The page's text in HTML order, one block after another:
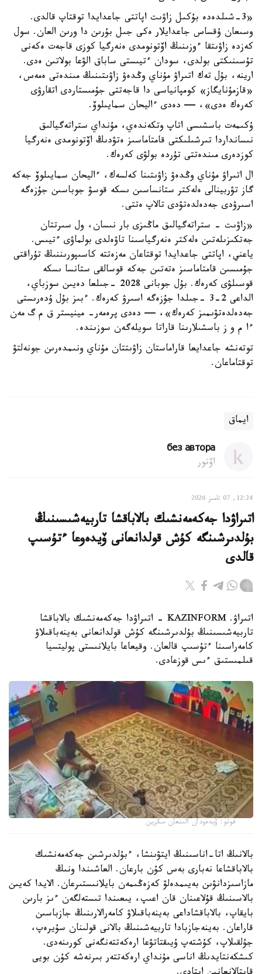
«3-شىلدەدە بۇكىل زاۋىت اپاتتى جاعدايدا توقتاپ قالدى.
وسىعان ۇقساس جاعدايلار ەكى جىل بۇرىن دا ورىن العان. سول
كەزدە زاۋىتقا ءوزىنىڭ اۆتونومدى ەنەرگيا كوزى قاجەت ەكەنى
تۇسىنىكتى بولدى، سودان ءتيىستى ساباق الۋعا بولاتىن ەدى.
ارينە، بۇل تەك اتىراۋ مۇناي وڭدەۋ زاۋىتىنىڭ مىندەتى ەمەس،
«قازمۇنايگاز» كومپانياسى دا قاجەتتى جۇمىستاردى اتقارۋى
كەرەك ەدى»، — دەدى ءاليحان سمايىلوۆ.
ۇكىمەت باسشىسى اتاپ وتكەندەي، مۇنداي ستراتەگيالىق
نىسانداردا تىرشىلىكتى قامتاماسىز ەتۋدىڭ اۆتونومدى ەنەرگيا
كوزدەرى مىندەتتى تۇردە بولۋى كەرەك.
ال اتىراۋ مۇناي وڭدەۋ زاۋىتىنا كەلسەك، ءاليحان سمايىلوۆ جەكە
گاز تۋربينالى ەلەكتر ستانساسىن ىسكە قوسۋ جوباسىن جۇزەگە
اسىرۋدى جەدەلدەتۋدى تالاپ ەتتى.
«زاۋىت - ستراتەگيالىق ماڭىزى بار نىسان، ول سىرتتان
جەتكىزىلەتىن ەلەكتر ەنەرگياسىنا تاۋەلدى بولماۋى ءتيىس.
ياعني، اپاتتى جاعدايدا توقتاعان مەزەتتە كاسىپورىننىڭ تۇراقتى
جۇمىسىن قامتاماسىز ەتەتىن جەكە قوسالقى ستانسا ىسكە
قوسىلۋى كەرەك. بۇل جوبانى 2028 -جىلعا دەيىن سوزباي،
الداعى 2-3 -جىلدا جۇزەگە اسىرۋ كەرەك. ءبىز بۇل ۇدەرىستى
جەدەلدەتۋىمىز كەرەك»، — دەدى پرەمەر- مينيستر ق م گ مەن
ءا م و ز باسشىلارىنا قاراتا سويلەگەن سوزىندە.
توتەنشە جاعدايعا قاراماستان زاۋىتتان مۇناي ونىمدەرىن جونەلتۋ
توقتاماعان.
ايماق
без автора
اۆتور
12:24, 07 تامىز 2026
اتىراۋدا جەكەمەنشىك بالاباقشا تاربيەشىسىنىڭ
بۇلدىرشىنگە كۇش قولدانعانى ۆيدەوعا ءتۇسىپ
قالدى
اتىراۋ. KAZINFORM - اتىراۋدا جەكەمەنشىك بالاباقشا
تاربيەشىسىنىڭ بۇلدىرشىنگە كۇش قولدانعانى بەينەباقىلاۋ
كامەراسىنا ءتۇسىپ قالعان. وقيعاعا بايلانىستى پوليتسيا
قىلمىستىق ءىس قوزعادى.
فوتو: ۆيدەودان الىنعان سكرين
بالانىڭ اتا-اناسىنىڭ ايتۋىنشا، ءبۇلدىرشىن جەكەمەنشىك
بالاباقشاعا نەبارى بەس كۇن بارعان. العاشىندا ونىڭ
مازاسىزدانۋىن بەيىمدەلۋ كەزەڭىمەن بايلانىستىرعان. الايدا كەيىن
بالاسىنىڭ قۇلاعىنان قان اعىپ، يىعىندا تىستەلگەن ءىز بارىن
بايقاپ، بالاباقشاداعى بەينەباقىلاۋ كامەرالارىنىڭ جازباسىن
قاراعان. بەينەجازبادا تاربيەشىنىڭ بالانى قولىنان سۇيرەپ،
جۇلقىلاپ، كۇشتەپ ۇيىقتاتۋعا ارەكەتتەنگەنى كورىنەدى.
كىشكەنتايدىڭ اناسى مۇنداي ارەكەتتەر بىرنەشە كۇن بويى